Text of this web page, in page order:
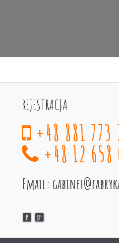
REJESTRACJA
+48 881 773
+48 12 658
Email: